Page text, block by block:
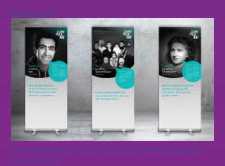
weiterlesen
Genauer hinschauen mit der Ausstellung "Gesicht
einer Flucht"